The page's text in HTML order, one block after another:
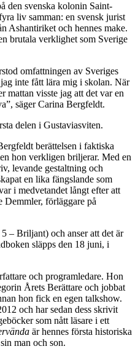
den svenska kolonin Saint-
liv samman: en svensk jurist
Ashantiriket och hennes make.
brutala verklighet som Sverige
omfattningen av Sveriges
inte fått lära mig i skolan. När
mattan visste jag att det var en
säger Carina Bergfeldt.
delen i Gustaviasviten.
berättelsen i faktiska
hon verkligen briljerar. Med en
levande gestaltning och
en lika fängslande som
i medvetandet långt efter att
Demmler, förläggare på
– Briljant) och anser att det är
släpps den 18 juni, i
och programledare. Hon
Årets Berättare och jobbat
hon fick en egen talkshow.
och har sedan dess skrivit
som nått läsare i ett
är hennes första historiska
man och son.